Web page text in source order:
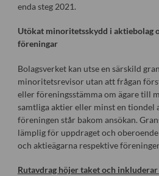
enda steg 2021.
Utökat minoritetsskydd i aktiebolag
föreningar
Bolagsverket kan utse en särskild
minoritetsrevisor utan att frågan
eller föreningsstämma om ägare till
samtliga aktier eller minst en tiondel
föreningen står bakom ansökan.
lämplig för uppdraget och
och aktieägarna respektive
Rutavdrag höjer taket och